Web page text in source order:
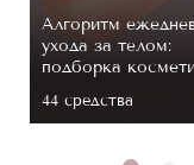
Алгоритм
ухода за телом:
подборка
44 средствa